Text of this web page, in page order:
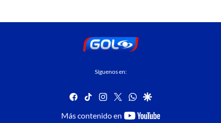
Síguenos en:
facebook
tiktok instagram
twitterwhatsapp
google
Más contenido en
youtube-